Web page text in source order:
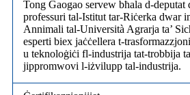
Tong Gaogao servew bħala d-deputat
professuri tal-Istitut tar-Riċerka dwar
Annimali tal-Università Agrarja ta’
esperti biex jaċċellera t-
u teknoloġiċi fl-industrija tat-trobbija
jippromwovi l-iżvilupp tal-industrija.